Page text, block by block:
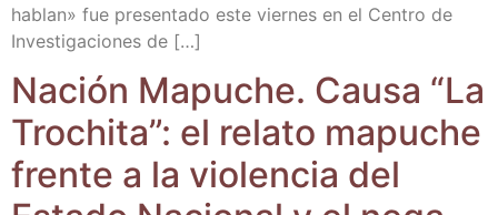
hablan» fue pre­sen­ta­do este vier­nes en el Cen­tro de
Inves­ti­ga­cio­nes de […]
Nación Mapu­che. Cau­sa “La
Tro­chi­ta”: el rela­to mapu­che
fren­te a la vio­len­cia del